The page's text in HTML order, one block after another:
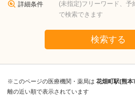
詳細条件
(未指定)フリーワード、予
で検索できます
検索する
※このページの医療機関・薬局は 花畑町駅(熊本
離の近い順で表示されています